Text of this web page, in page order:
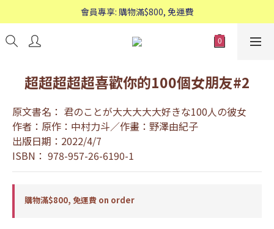
歡迎WhatsApp查詢：95588661
會員專享: 購物滿$800, 免運費
歡迎WhatsApp查詢：95588661
超超超超超喜歡你的100個女朋友#2
原文書名： 君のことが大大大大大好きな100人の彼女
作者：原作：中村力斗／作畫：野澤由紀子
出版日期：2022/4/7
ISBN： 978-957-26-6190-1
購物滿$800, 免運費 on order